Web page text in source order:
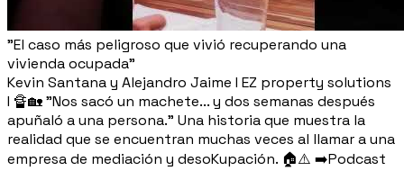
"El caso más peligroso que vivió recuperando una
vivienda ocupada"
Kevin Santana y Alejandro Jaime I EZ property solutions
I 🔏🏡 "Nos sacó un machete... y dos semanas después
apuñaló a una persona." Una historia que muestra la
realidad que se encuentran muchas veces al llamar a una
empresa de mediación y desoKupación. 🏠⚠️ ➡️Podcast